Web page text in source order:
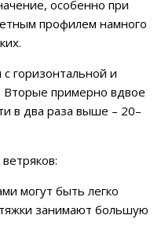
особенно при
профилем намного
горизонтальной и
примерно вдвое
в два раза выше – 20–
могут быть легко
занимают большую